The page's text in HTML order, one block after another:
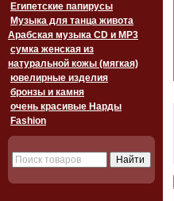
Египетские папирусы
Музыка для танца живота
Арабская музыка CD и MP3
сумка женская из
натуральной кожы (мягкая)
ювелирные изделия
бронзы и камня
очень красивые Нарды
Fashion